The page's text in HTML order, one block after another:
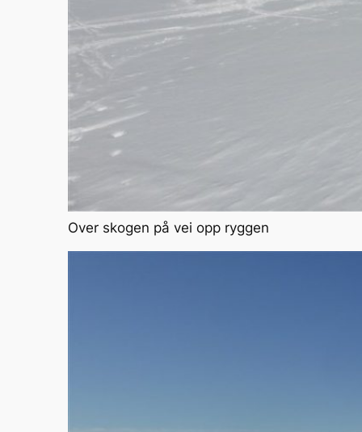
Over skogen på vei opp ryggen